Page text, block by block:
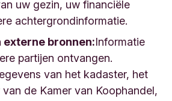
uw gezin, uw financiële
achtergrondinformatie.
externe bronnen:Informatie
partijen ontvangen.
van het kadaster, het
de Kamer van Koophandel,